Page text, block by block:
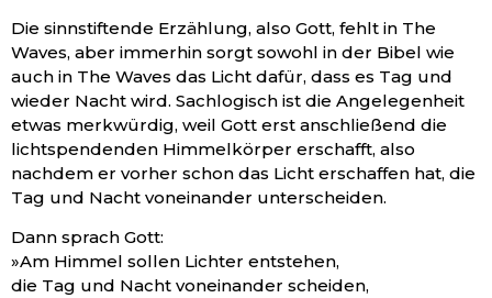
Die sinnstiftende Erzählung, also Gott, fehlt in The
Waves, aber immerhin sorgt sowohl in der Bibel wie
auch in The Waves das Licht dafür, dass es Tag und
wieder Nacht wird. Sachlogisch ist die Angelegenheit
etwas merkwürdig, weil Gott erst anschließend die
lichtspendenden Himmelkörper erschafft, also
nachdem er vorher schon das Licht erschaffen hat, die
Tag und Nacht voneinander unterscheiden.
Dann sprach Gott:
»Am Himmel sollen Lichter entstehen,
die Tag und Nacht voneinander scheiden,